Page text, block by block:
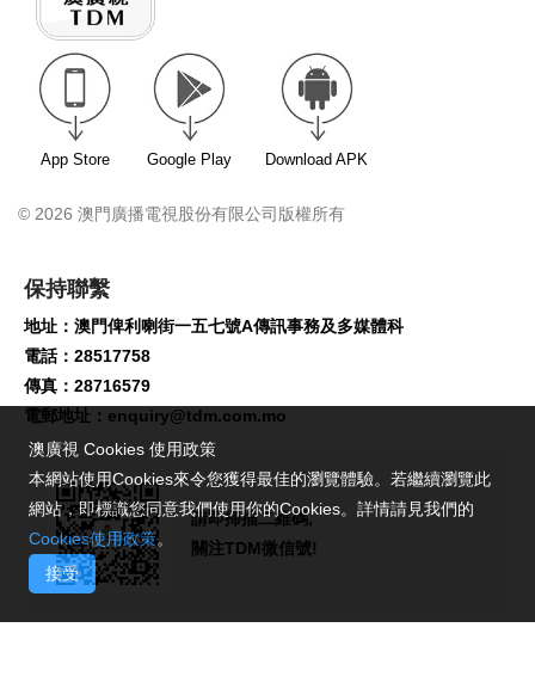
App Store Google Play Download APK
© 2026 澳門廣播電視股份有限公司版權所有
保持聯繫
地址：澳門俾利喇街一五七號A傳訊事務及多媒體科
電話：28517758
傳真：28716579
電郵地址： enquiry@tdm.com.mo
請即掃描二維碼,
關注TDM微信號!
澳廣視 Cookies 使用政策
本網站使用Cookies來令您獲得最佳的瀏覽體驗。若繼續瀏覽此
網站，即標識您同意我們使用你的Cookies。詳情請見我們的
Cookies使用政策。
接受